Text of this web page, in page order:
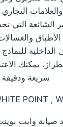
الشائعة التي
الداخلية
يمكنك
سريعة ودقيقة
POINT ,
صيانة وايت